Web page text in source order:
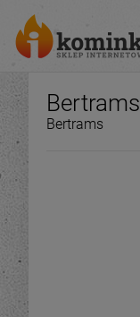
Bertrams
Bertrams